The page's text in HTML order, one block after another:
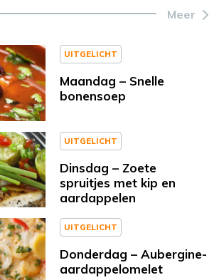
Meer
UITGELICHT
Maandag – Snelle
bonensoep
UITGELICHT
Dinsdag – Zoete
spruitjes met kip en
aardappelen
UITGELICHT
Donderdag – Aubergine-
aardappelomelet